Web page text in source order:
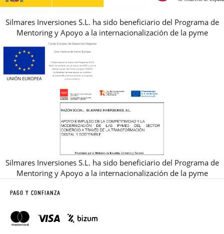
Silmares Inversiones S.L. ha sido beneficiario del Programa de
Mentoring y Apoyo a la internacionalización de la pyme
Silmares Inversiones S.L. ha sido beneficiario del Programa de
Mentoring y Apoyo a la internacionalización de la pyme
PAGO Y CONFIANZA